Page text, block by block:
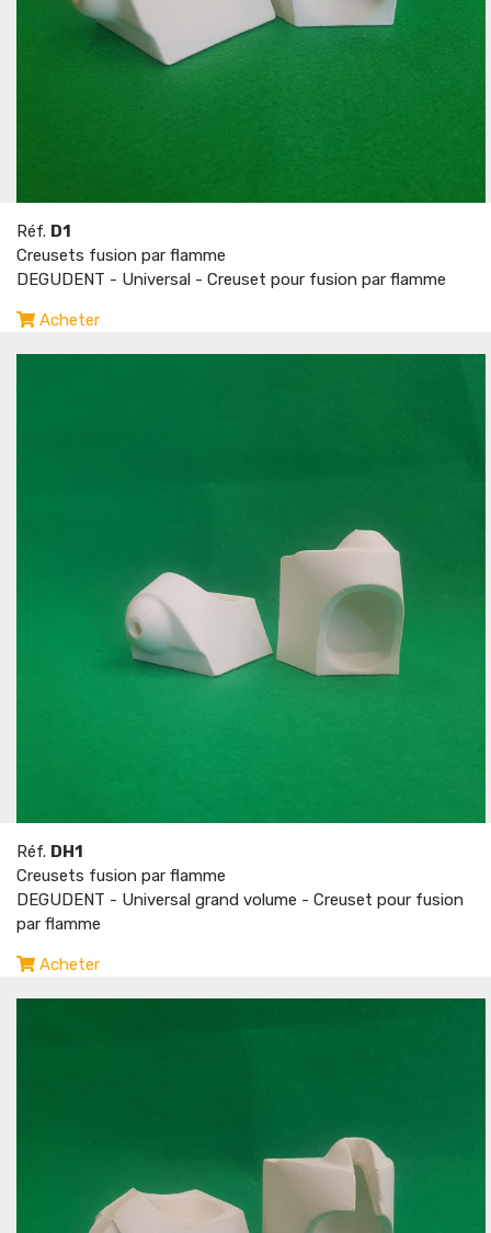
Réf. D1
Creusets fusion par flamme
DEGUDENT - Universal - Creuset pour fusion par flamme
Acheter
Réf. DH1
Creusets fusion par flamme
DEGUDENT - Universal grand volume - Creuset pour fusion
par flamme
Acheter